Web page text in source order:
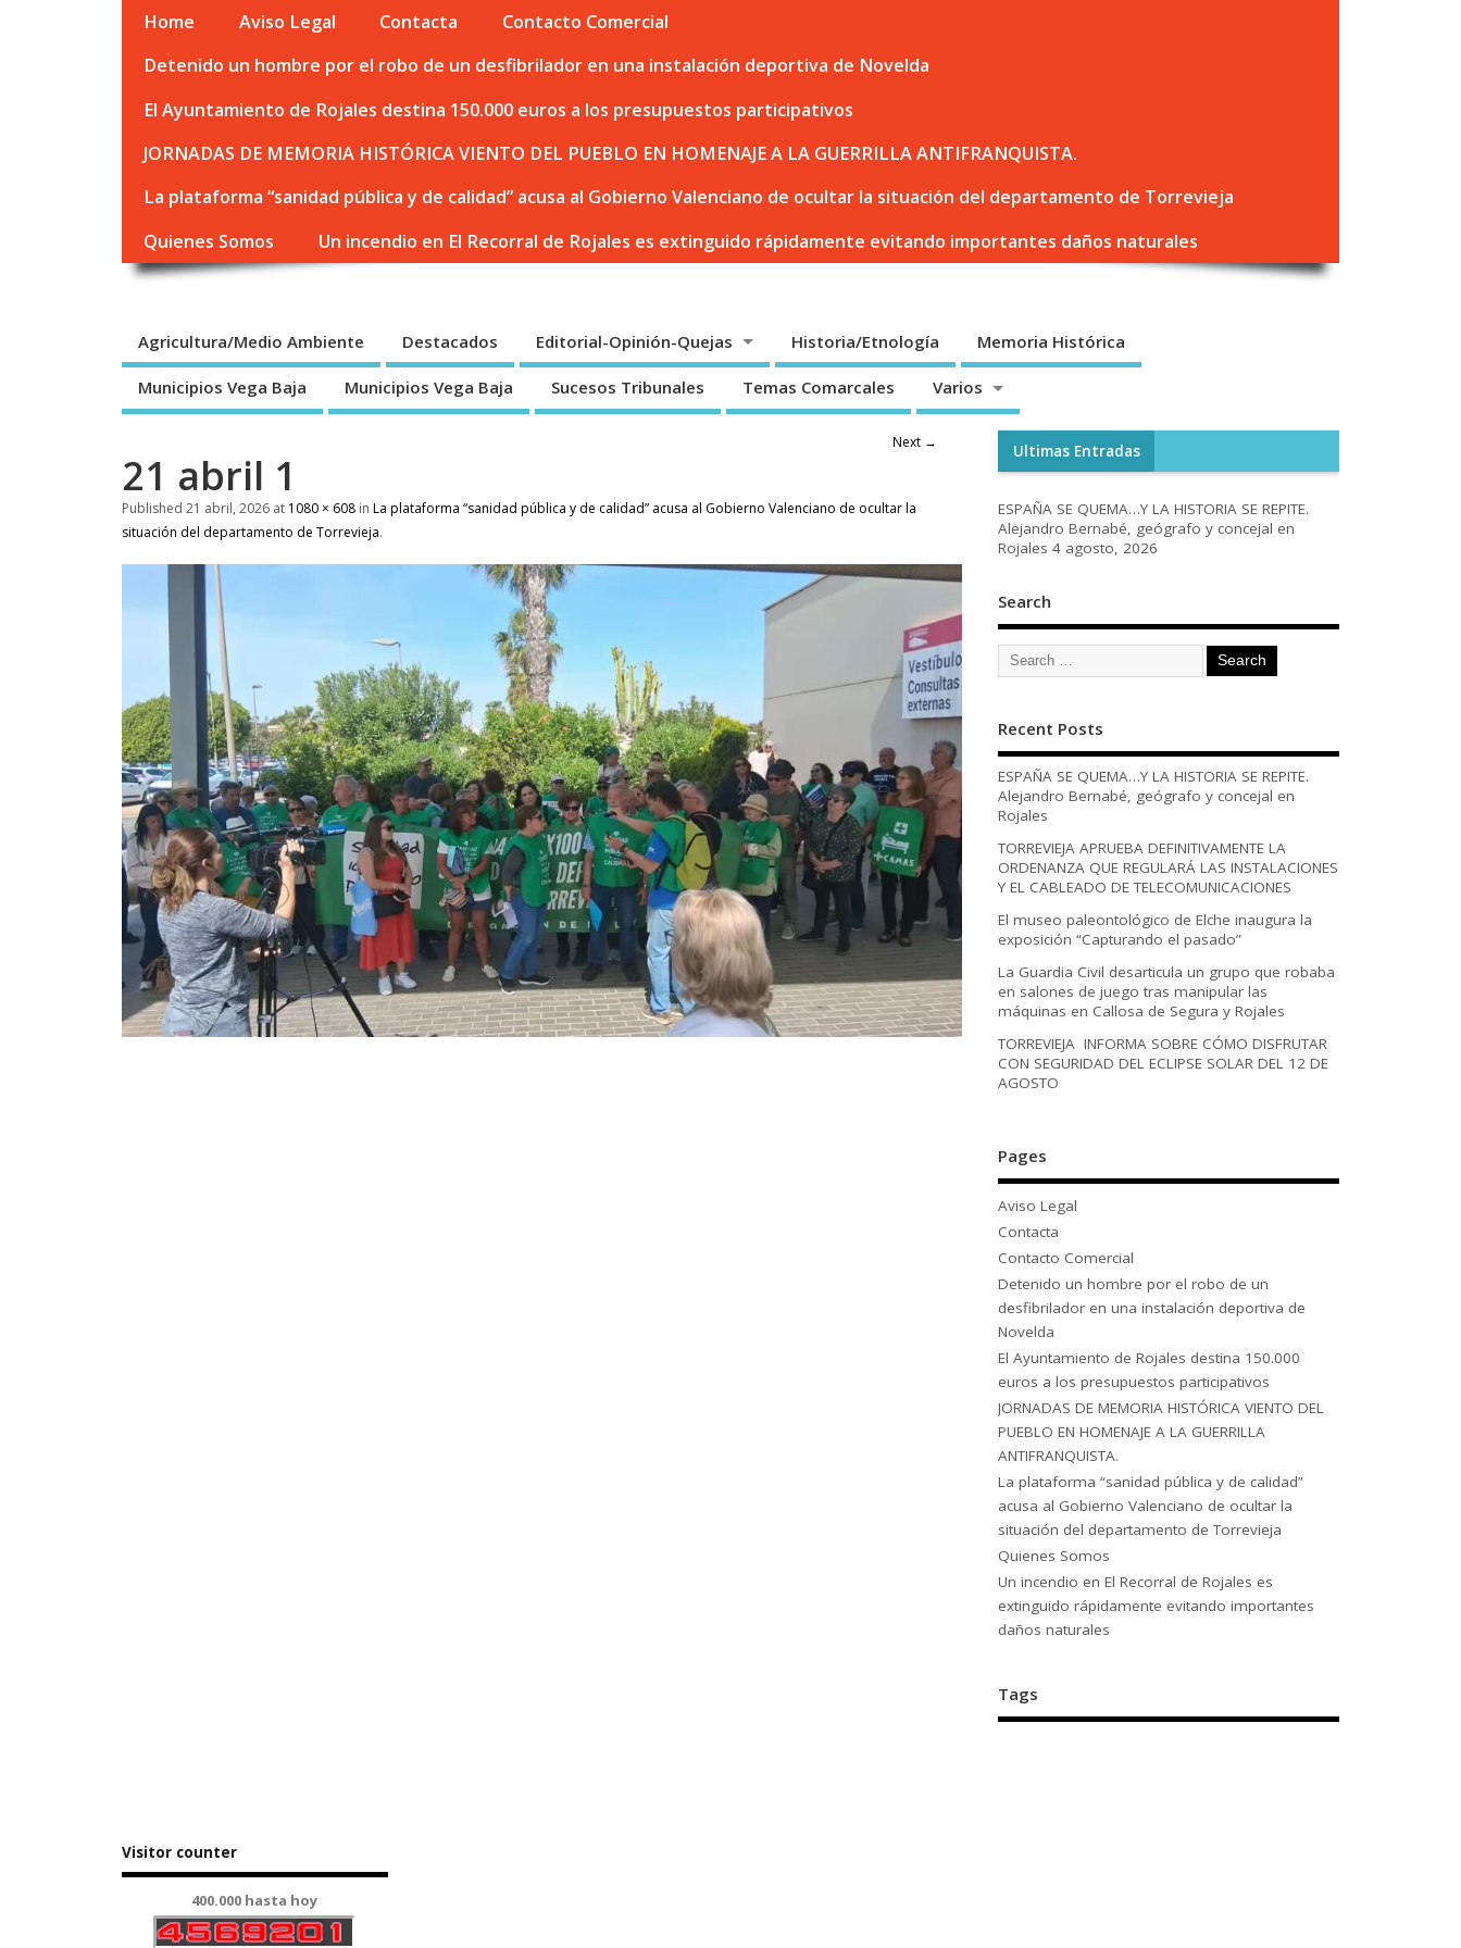
Home Aviso Legal Contacta
Contacto Comercial
Detenido un hombre por el robo de un desfibrilador en una instalación deportiva de Novelda
El Ayuntamiento de Rojales destina 150.000 euros a los presupuestos participativos
JORNADAS DE MEMORIA HISTÓRICA VIENTO DEL PUEBLO EN HOMENAJE A LA GUERRILLA ANTIFRANQUISTA.
La plataforma “sanidad pública y de calidad” acusa al Gobierno Valenciano de ocultar la situación del departamento de Torrevieja
Quienes Somos
Un incendio en El Recorral de Rojales es extinguido rápidamente evitando importantes daños naturales
Agricultura/Medio Ambiente Destacados Editorial-Opinión-Quejas Historia/Etnología Memoria Histórica
Municipios Vega Baja Municipios Vega Baja Sucesos Tribunales Temas Comarcales Varios
Next →
21 abril 1
Published 21 abril, 2026 at 1080 × 608 in La plataforma “sanidad pública y de calidad” acusa al Gobierno Valenciano de ocultar la
situación del departamento de Torrevieja.
Ultimas Entradas
ESPAÑA SE QUEMA…Y LA HISTORIA SE REPITE.
Alejandro Bernabé, geógrafo y concejal en
Rojales 4 agosto, 2026
Search
Recent Posts
ESPAÑA SE QUEMA…Y LA HISTORIA SE REPITE.
Alejandro Bernabé, geógrafo y concejal en
Rojales
TORREVIEJA APRUEBA DEFINITIVAMENTE LA
ORDENANZA QUE REGULARÁ LAS INSTALACIONES
Y EL CABLEADO DE TELECOMUNICACIONES
El museo paleontológico de Elche inaugura la
exposición “Capturando el pasado”
La Guardia Civil desarticula un grupo que robaba
en salones de juego tras manipular las
máquinas en Callosa de Segura y Rojales
TORREVIEJA INFORMA SOBRE CÓMO DISFRUTAR
CON SEGURIDAD DEL ECLIPSE SOLAR DEL 12 DE
AGOSTO
Pages
Aviso Legal
Contacta
Contacto Comercial
Detenido un hombre por el robo de un
desfibrilador en una instalación deportiva de
Novelda
El Ayuntamiento de Rojales destina 150.000
euros a los presupuestos participativos
JORNADAS DE MEMORIA HISTÓRICA VIENTO DEL
PUEBLO EN HOMENAJE A LA GUERRILLA
ANTIFRANQUISTA.
La plataforma “sanidad pública y de calidad”
acusa al Gobierno Valenciano de ocultar la
situación del departamento de Torrevieja
Quienes Somos
Un incendio en El Recorral de Rojales es
extinguido rápidamente evitando importantes
daños naturales
Tags
Visitor counter
400.000 hasta hoy